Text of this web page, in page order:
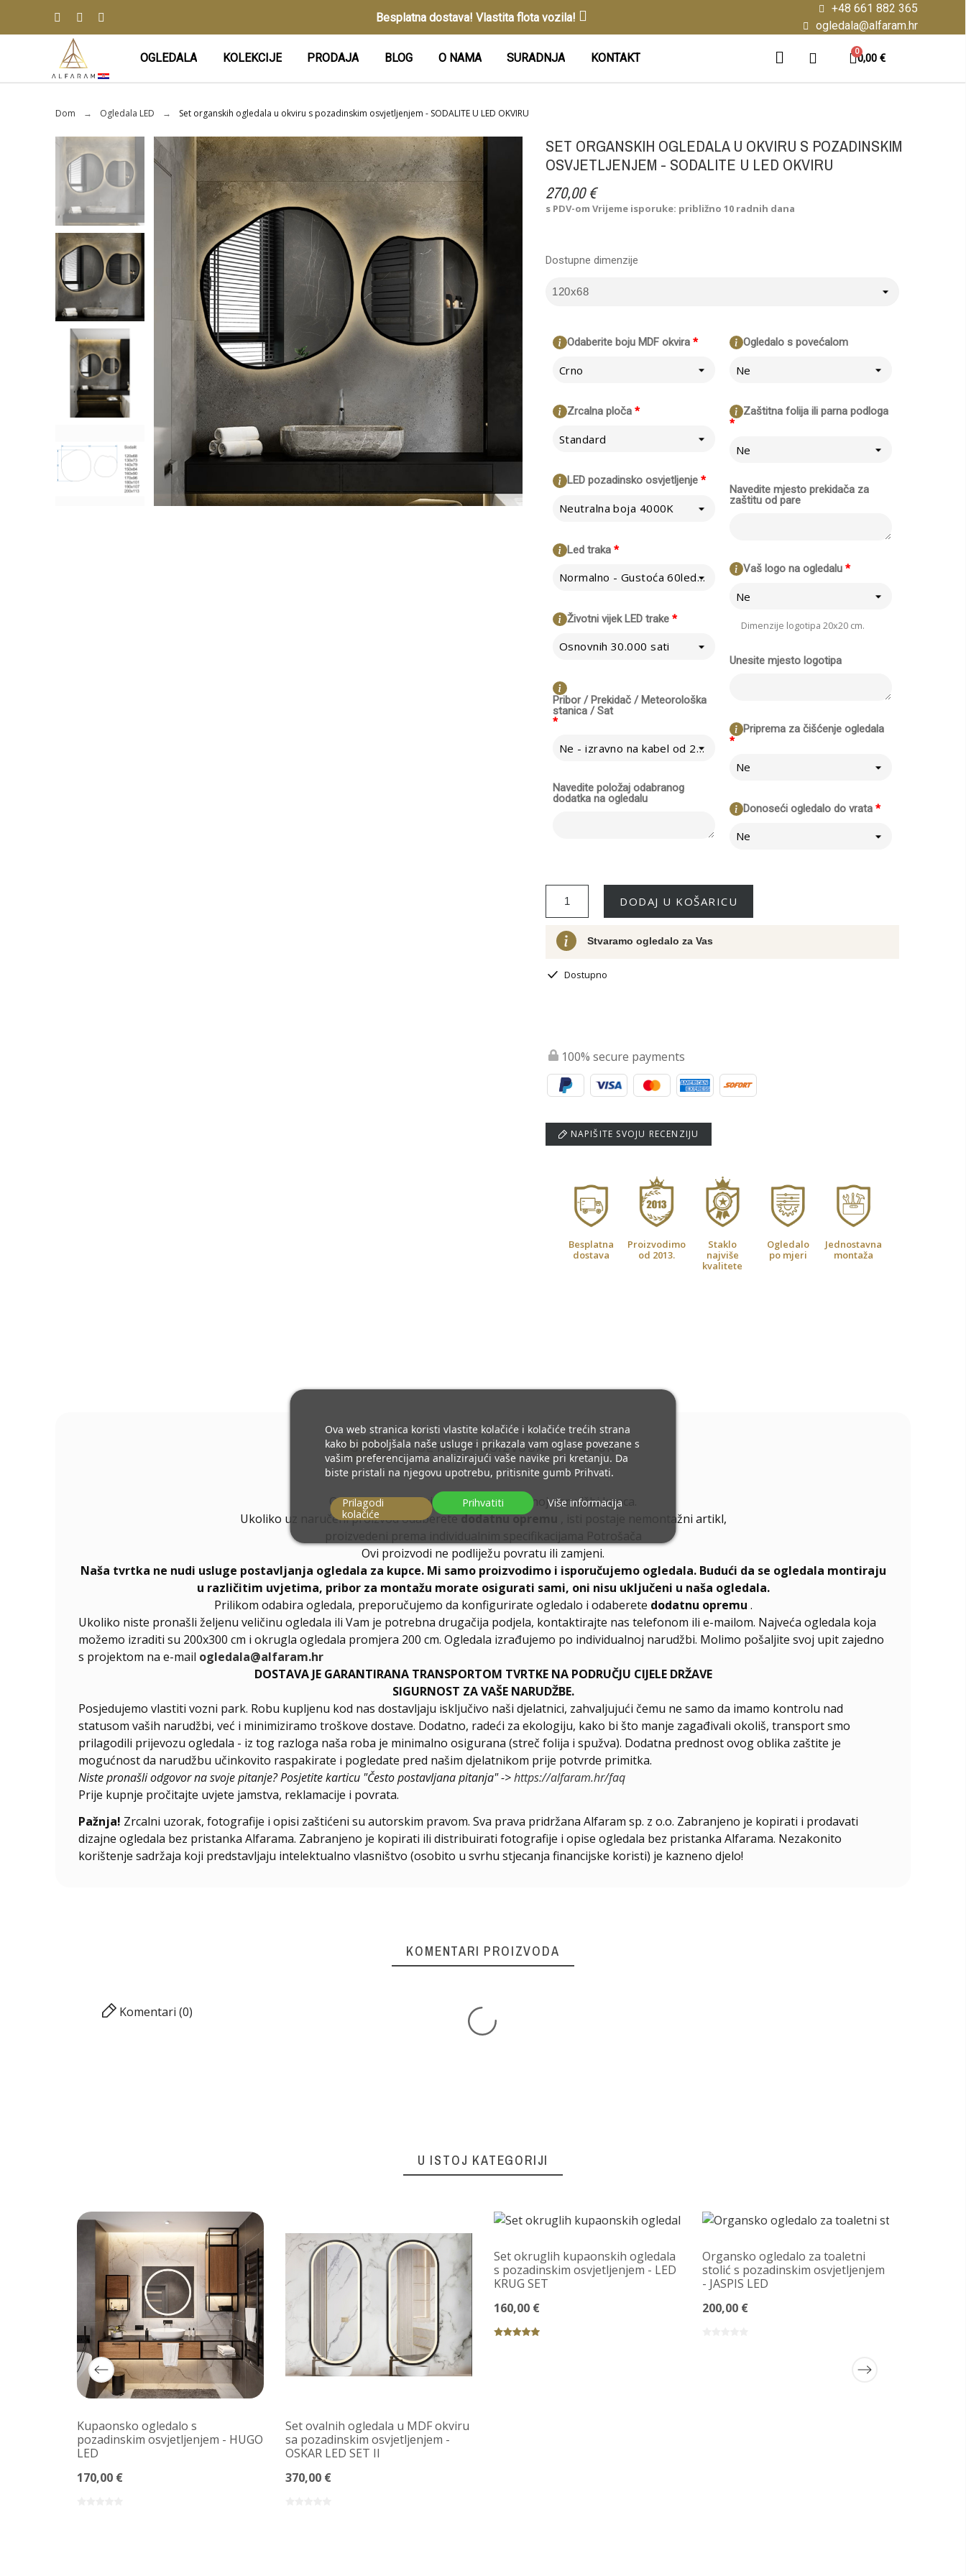
Besplatna dostava! Vlastita flota vozila!
+48 661 882 365
ogledala@alfaram.hr
OGLEDALA KOLEKCIJE PRODAJA BLOG O NAMA SURADNJA KONTAKT 0,00 €
Dom Ogledala LED Set organskih ogledala u okviru s pozadinskim osvjetljenjem - SODALITE U LED OKVIRU
SET ORGANSKIH OGLEDALA U OKVIRU S POZADINSKIM
OSVJETLJENJEM - SODALITE U LED OKVIRU
270,00 €
s PDV-omVrijeme isporuke: približno 10 radnih dana
*
Odaberite boju MDF okvira
Crno
*
Zrcalna ploča
Standard
*
LED pozadinsko osvjetljenje
Neutralna boja 4000K
*
Led traka
Normalno - Gustoća 60led/m
*
Životni vijek LED trake
Osnovnih 30.000 sati
*
Pribor / Prekidač / Meteorološka
stanica / Sat
Ne - izravno na kabel od 230V
Navedite položaj odabranog
dodatka na ogledalu
Ogledalo s povećalom
Ne
*
Zaštitna folija ili parna podloga
Ne
Navedite mjesto prekidača za
zaštitu od pare
*
Vaš logo na ogledalu
Ne
Dimenzije logotipa 20x20 cm.
Unesite mjesto logotipa
*
Priprema za čišćenje ogledala
Ne
*
Donoseći ogledalo do vrata
Ne
Dostupne dimenzije
DODAJ U KOŠARICU
Stvaramo ogledalo za Vas
Dostupno
100% secure payments
NAPIŠITE SVOJU RECENZIJU
Besplatna
dostava
Proizvodimo
od 2013.
Staklo
najviše
kvalitete
Ogledalo
po mjeri
Jednostavna
montaža
OPIS DETALJI PROIZVODA GPSR
Ogledalo se izrađuje prema individualnoj narudžbi kupca.
Ukoliko uz naručeni proizvod odaberetedodatnu opremu
, isti postaje nemontažni artikl,
Ovi proizvodi ne podliježu povratu ili zamjeni.
Naša tvrtka ne nudi usluge postavljanja ogledala za kupce. Mi samo proizvodimo i isporučujemo ogledala. Budući da se ogledala montiraju
u različitim uvjetima, pribor za montažu morate osigurati sami, oni nisu uključeni u naša ogledala.
Prilikom odabira ogledala, preporučujemo da konfigurirate ogledalo i odaberete dodatnu opremu .
Ukoliko niste pronašli željenu veličinu ogledala ili Vam je potrebna drugačija podjela, kontaktirajte nas telefonom ili e-mailom. Najveća ogledala koja
možemo izraditi su 200x300 cm i okrugla ogledala promjera 200 cm. Ogledala izrađujemo po individualnoj narudžbi. Molimo pošaljite svoj upit zajedno
s projektom na e-mail ogledala@alfaram.hr
DOSTAVA JE GARANTIRANA TRANSPORTOM TVRTKE NA PODRUČJU CIJELE DRŽAVE
SIGURNOST ZA VAŠE NARUDŽBE.
Posjedujemo vlastiti vozni park. Robu kupljenu kod nas dostavljaju isključivo naši djelatnici, zahvaljujući čemu ne samo da imamo kontrolu nad
statusom vaših narudžbi, već i minimiziramo troškove dostave. Dodatno, radeći za ekologiju, kako bi što manje zagađivali okoliš, transport smo
prilagodili prijevozu ogledala - iz tog razloga naša roba je minimalno osigurana (streč folija i spužva). Dodatna prednost ovog oblika zaštite je
mogućnost da narudžbu učinkovito raspakirate i pogledate pred našim djelatnikom prije potvrde primitka.
Niste pronašli odgovor na svoje pitanje? Posjetite karticu "Često postavljana pitanja" ->https://alfaram.hr/faq
Prije kupnje pročitajte uvjete jamstva, reklamacije i povrata.
Pažnja! Zrcalni uzorak, fotografije i opisi zaštićeni su autorskim pravom. Sva prava pridržana Alfaram sp. z o.o. Zabranjeno je kopirati i prodavati
dizajne ogledala bez pristanka Alfarama. Zabranjeno je kopirati ili distribuirati fotografije i opise ogledala bez pristanka Alfarama. Nezakonito
korištenje sadržaja koji predstavljaju intelektualno vlasništvo (osobito u svrhu stjecanja financijske koristi) je kazneno djelo!
KOMENTARI PROIZVODA
Komentari (0)
U ISTOJ KATEGORIJI
Kupaonsko ogledalo s
pozadinskim osvjetljenjem - HUGO
LED
170,00 €
Set ovalnih ogledala u MDF okviru
sa pozadinskim osvjetljenjem -
OSKAR LED SET II
370,00 €
Set okruglih kupaonskih ogledala
s pozadinskim osvjetljenjem - LED
KRUG SET
160,00 €
Organsko ogledalo za toaletni
stolić s pozadinskim osvjetljenjem
- JASPIS LED
200,00 €
Ova web stranica koristi vlastite kolačiće i kolačiće trećih strana
kako bi poboljšala naše usluge i prikazala vam oglase povezane s
vašim preferencijama analizirajući vaše navike pri kretanju. Da
biste pristali na njegovu upotrebu, pritisnite gumb Prihvati.
Više informacija
Prilagodi
kolačiće
Prihvatiti